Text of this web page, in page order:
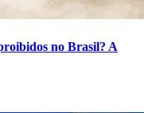
no Brasil? A